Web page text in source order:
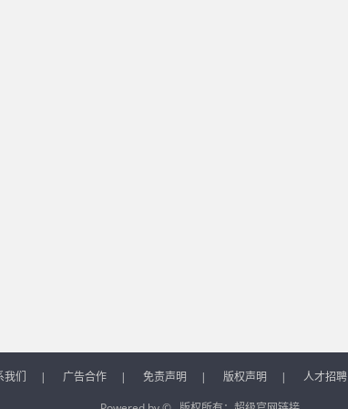
我们 | 广告合作 | 免责声明 | 版权声明 | 人才招聘